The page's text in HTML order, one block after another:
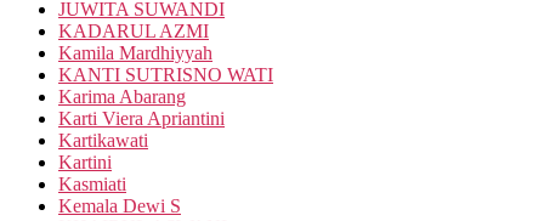
JUWITA SUWANDI
KADARUL AZMI
Kamila Mardhiyyah
KANTI SUTRISNO WATI
Karima Abarang
Karti Viera Apriantini
Kartikawati
Kartini
Kasmiati
Kemala Dewi S